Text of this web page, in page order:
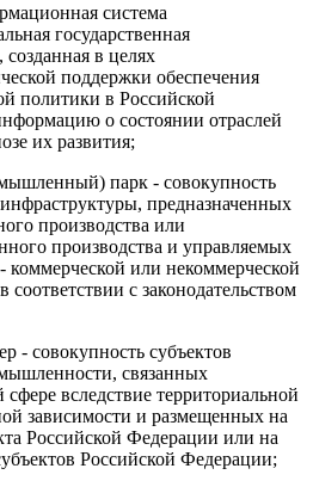
система
государственная
в целях
поддержки обеспечения
политики в Российской
о состоянии отраслей
их развития;
парк - совокупность
предназначенных
производства или
производства и управляемых
или некоммерческой
соответствии с законодательством
- совокупность субъектов
связанных
вследствие территориальной
зависимости и размещенных на
Российской Федерации или на
Российской Федерации;